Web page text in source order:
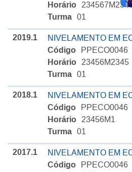
Horário
Turma 01
2019.1
NIVELAMENTO EM
Código
PPECO0046
Horário
23456M2345
Turma 01
2018.1
NIVELAMENTO EM
Código
PPECO0046
Horário
23456M1
Turma 01
2017.1
NIVELAMENTO EM
Código
PPECO0046